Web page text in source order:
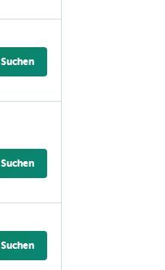
Suchen
Suchen
Suchen